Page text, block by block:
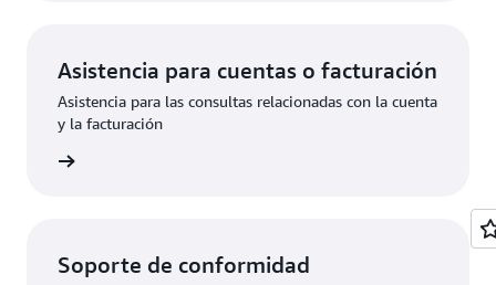
Asistencia para cuentas o facturación
Asistencia para las consultas relacionadas con la cuenta
y la facturación
Soporte de conformidad